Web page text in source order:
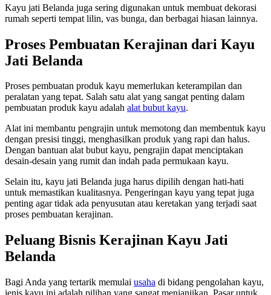
Kayu jati Belanda juga sering digunakan untuk membuat dekorasi
rumah seperti tempat lilin, vas bunga, dan berbagai hiasan lainnya.
Proses Pembuatan Kerajinan dari Kayu
Jati Belanda
Proses pembuatan produk kayu memerlukan keterampilan dan
peralatan yang tepat. Salah satu alat yang sangat penting dalam
pembuatan produk kayu adalah alat bubut kayu.
Alat ini membantu pengrajin untuk memotong dan membentuk kayu
dengan presisi tinggi, menghasilkan produk yang rapi dan halus.
Dengan bantuan alat bubut kayu, pengrajin dapat menciptakan
desain-desain yang rumit dan indah pada permukaan kayu.
Selain itu, kayu jati Belanda juga harus dipilih dengan hati-hati
untuk memastikan kualitasnya. Pengeringan kayu yang tepat juga
penting agar tidak ada penyusutan atau keretakan yang terjadi saat
proses pembuatan kerajinan.
Peluang Bisnis Kerajinan Kayu Jati
Belanda
Bagi Anda yang tertarik memulai usaha di bidang pengolahan kayu,